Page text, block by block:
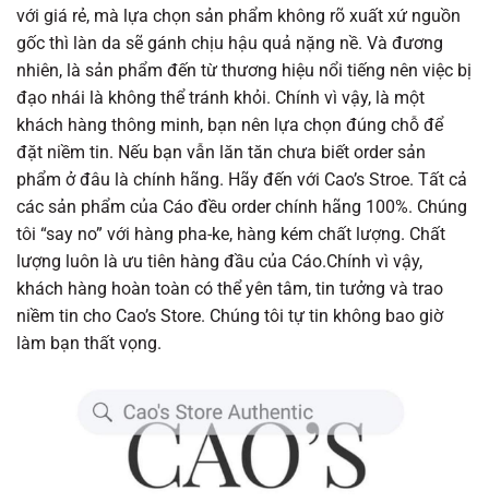
với giá rẻ, mà lựa chọn sản phẩm không rõ xuất xứ nguồn
gốc thì làn da sẽ gánh chịu hậu quả nặng nề. Và đương
nhiên, là sản phẩm đến từ thương hiệu nổi tiếng nên việc bị
đạo nhái là không thể tránh khỏi. Chính vì vậy, là một
khách hàng thông minh, bạn nên lựa chọn đúng chỗ để
đặt niềm tin. Nếu bạn vẫn lăn tăn chưa biết order sản
phẩm ở đâu là chính hãng. Hãy đến với Cao’s Stroe. Tất cả
các sản phẩm của Cáo đều order chính hãng 100%. Chúng
tôi “say no” với hàng pha-ke, hàng kém chất lượng. Chất
lượng luôn là ưu tiên hàng đầu của Cáo.Chính vì vậy,
khách hàng hoàn toàn có thể yên tâm, tin tưởng và trao
niềm tin cho Cao’s Store. Chúng tôi tự tin không bao giờ
làm bạn thất vọng.